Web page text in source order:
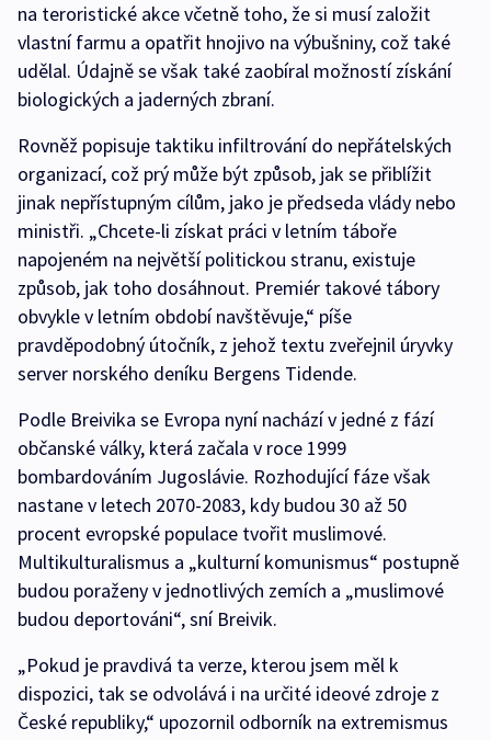
na teroristické akce včetně toho, že si musí založit
vlastní farmu a opatřit hnojivo na výbušniny, což také
udělal. Údajně se však také zaobíral možností získání
biologických a jaderných zbraní.
Rovněž popisuje taktiku infiltrování do nepřátelských
organizací, což prý může být způsob, jak se přiblížit
jinak nepřístupným cílům, jako je předseda vlády nebo
ministři. „Chcete-li získat práci v letním táboře
napojeném na největší politickou stranu, existuje
způsob, jak toho dosáhnout. Premiér takové tábory
obvykle v letním období navštěvuje,“ píše
pravděpodobný útočník, z jehož textu zveřejnil úryvky
server norského deníku Bergens Tidende.
Podle Breivika se Evropa nyní nachází v jedné z fází
občanské války, která začala v roce 1999
bombardováním Jugoslávie. Rozhodující fáze však
nastane v letech 2070-2083, kdy budou 30 až 50
procent evropské populace tvořit muslimové.
Multikulturalismus a „kulturní komunismus“ postupně
budou poraženy v jednotlivých zemích a „muslimové
budou deportováni“, sní Breivik.
„Pokud je pravdivá ta verze, kterou jsem měl k
dispozici, tak se odvolává i na určité ideové zdroje z
České republiky,“ upozornil odborník na extremismus